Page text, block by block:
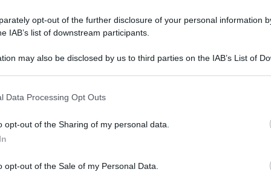
opt-out of the further disclosure of your personal information
IAB’s list of downstream participants.
may also be disclosed by us to third parties on the IAB’s List of
including but not limited to your visit or usage behaviour. You may click
to Google and its third-party tags to use your data for below specified
consent section.
Data Processing Opt Outs
opt-out of the Sharing of my personal data.
opt-out of the Sale of my Personal Data.
professoressa italo-americana è stata per
mediterraneo presso la Fondazione Campus
da notazioni su come il Covid stia modificando
in tempo di Covid, in un periodo
e che comunque limita o sospende la
dell’arte e dello spettacolo è stata